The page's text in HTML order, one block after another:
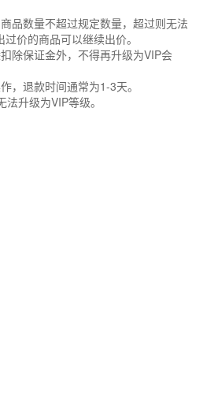
品数量不超过规定数量，超过则无法
价的商品可以继续出价。
除保证金外，不得再升级为VIP会
，退款时间通常为1-3天。
法升级为VIP等级。